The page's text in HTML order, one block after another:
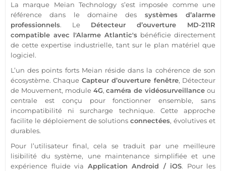
La marque Meian Technology s’est imposée comme une
référence dans le domaine des systèmes d’alarme
professionnels. Le Détecteur d’ouverture MD-211R
compatible avec l'Alarme Atlantic's bénéficie directement
de cette expertise industrielle, tant sur le plan matériel que
logiciel.
L’un des points forts Meian réside dans la cohérence de son
écosystème. Chaque Capteurd’ouverture fenêtre, Détecteur
de Mouvement, module 4G,caméra devidéosurveillance ou
centrale est conçu pour fonctionner ensemble, sans
incompatibilité ni surcharge technique. Cette approche
facilite le déploiement de solutionsconnectées, évolutives et
durables.
Pour l’utilisateur final, cela se traduit par une meilleure
lisibilité dusystème, une maintenance simplifiée et une
expérience fluide via Application Android / iOS. Pour les